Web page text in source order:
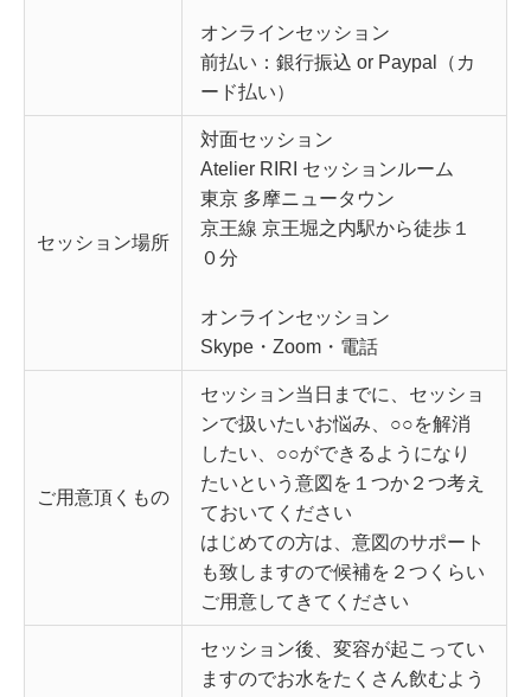
オンラインセッション
前払い：銀行振込 or Paypal（カ
ード払い）
セッション場所
対面セッション
Atelier RIRI セッションルーム
東京 多摩ニュータウン
京王線 京王堀之内駅から徒歩１
０分
オンラインセッション
Skype・Zoom・電話
ご用意頂くもの
セッション当日までに、セッショ
ンで扱いたいお悩み、○○を解消
したい、○○ができるようになり
たいという意図を１つか２つ考え
ておいてください
はじめての方は、意図のサポート
も致しますので候補を２つくらい
ご用意してきてください
セッション後、変容が起こってい
ますのでお水をたくさん飲むよう